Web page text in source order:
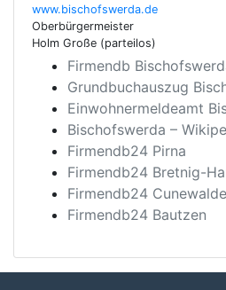
www.bischofswerda.de
Oberbürgermeister
Holm Große (parteilos)
Firmendb
Grundbuchauszug
Einwohnermeldeamt
Bischofswerda –
Firmendb24 Pirna
Firmendb24 Bretnig-
Firmendb24 Cunewalde
Firmendb24 Bautzen